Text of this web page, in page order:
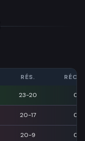
RÉS.
23-20 0
20-17 0
20-9 0